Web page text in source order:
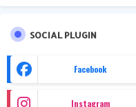
SOCIAL PLUGIN
Facebook
Instagram